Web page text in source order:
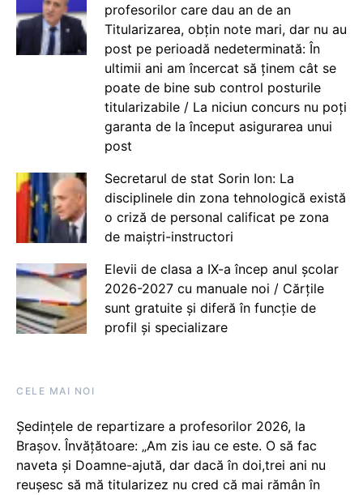
profesorilor care dau an de an
Titularizarea, obțin note mari, dar nu au
post pe perioadă nedeterminată: În
ultimii ani am încercat să ținem cât se
poate de bine sub control posturile
titularizabile / La niciun concurs nu poți
garanta de la început asigurarea unui
post
Secretarul de stat Sorin Ion: La
disciplinele din zona tehnologică există
o criză de personal calificat pe zona
de maiștri-instructori
Elevii de clasa a IX-a încep anul școlar
2026-2027 cu manuale noi / Cărțile
sunt gratuite și diferă în funcție de
profil și specializare
CELE MAI NOI
Ședințele de repartizare a profesorilor 2026, la
Brașov. Învățătoare: „Am zis iau ce este. O să fac
naveta și Doamne-ajută, dar dacă în doi,trei ani nu
reușesc să mă titularizez nu cred că mai rămân în